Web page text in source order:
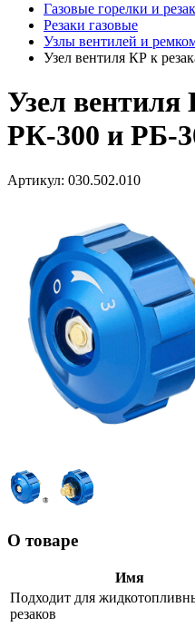
Газовые горелки и
Резаки газовые
Узлы вентилей и
Узел вентиля КР к
Узел
РК-300 и РБ-
Артикул: 030.502.010
О товаре
Имя
Подходит для
резаков